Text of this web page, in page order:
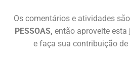
Os comentários e atividades
PESSOAS, então aproveite
e faça sua contribuição